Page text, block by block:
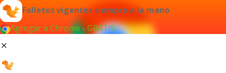
Folletos vigentes siempre a la mano
Agregar a Chrome - GRATIS